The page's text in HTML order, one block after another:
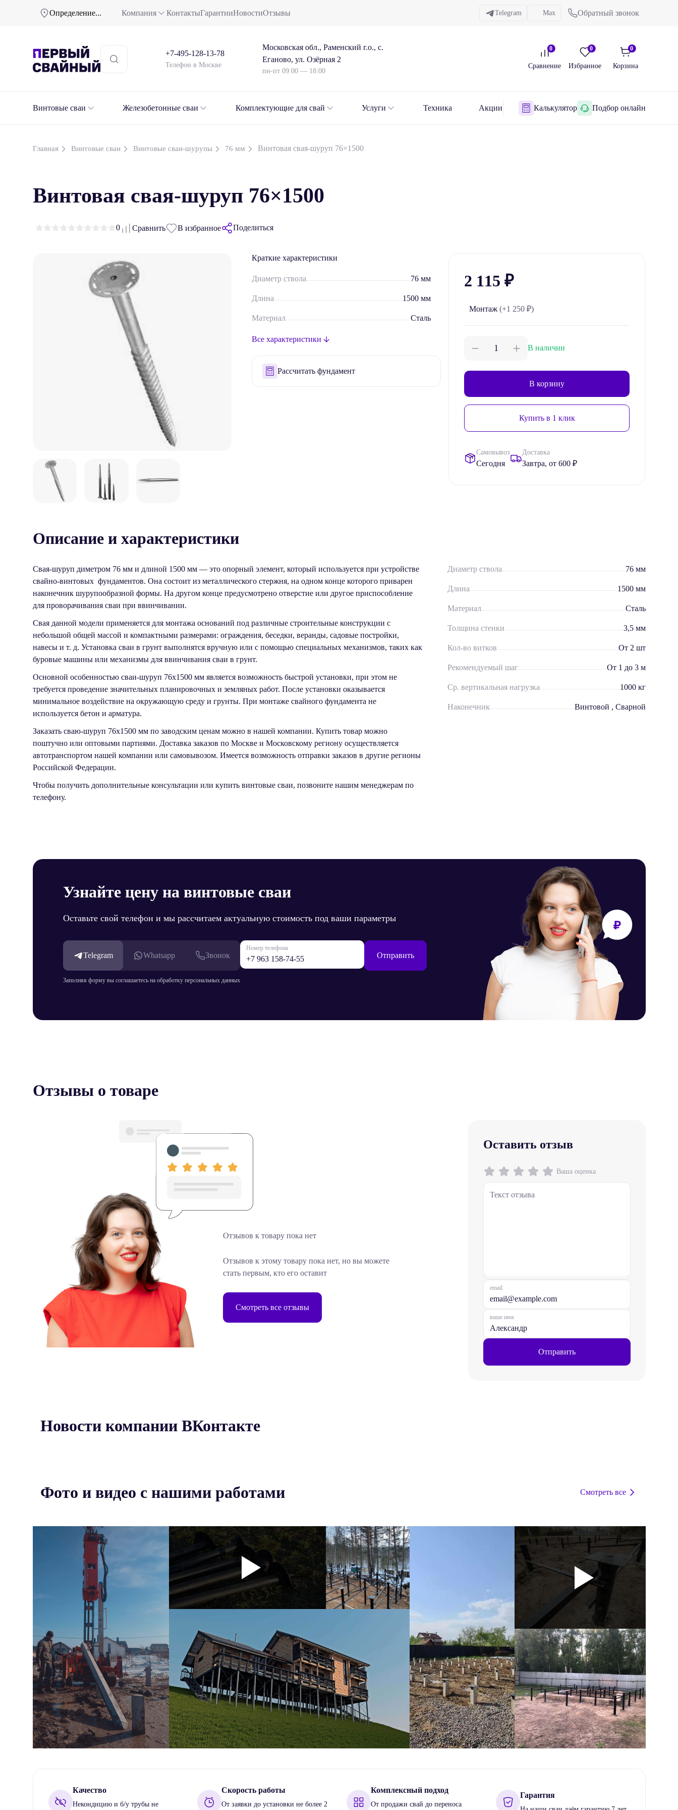
Определение... Компания КонтактыГарантииНовостиОтзывы Telegram Max Обратный звонок
+7-495-128-13-78
Телефон в Москве
Московская обл., Раменский г.о., с.
Еганово, ул. Озёрная 2
пн-пт 09:00 — 18:00
0
Сравнение
0
Избранное
0
Корзина
Винтовые сваи Железобетонные сваи Комплектующие для свай Услуги Техника Акции Калькулятор Подбор онлайн
Главная Винтовые сваи Винтовые сваи-шурупы 76 мм Винтовая свая-шуруп 76×1500
Винтовая свая-шуруп 76×1500
0 Сравнить В избранное Поделиться
Краткие характеристики
Диаметр ствола 76 мм
Длина 1500 мм
Материал Сталь
Толщина стенки
Рекомендуемый шаг
Все характеристики
Рассчитать фундамент
2 115₽
Монтаж(+1 250 ₽)
В наличии
В корзину
Купить в 1 клик
Самовывоз
Сегодня
Доставка
Завтра, от 600 ₽
Описание и характеристики
Свая-шуруп диметром 76 мм и длиной 1500 мм — это опорный элемент, который используется при устройстве
свайно-винтовых фундаментов. Она состоит из металлического стержня, на одном конце которого приварен
наконечник шурупообразной формы. На другом конце предусмотрено отверстие или другое приспособление
для проворачивания сваи при ввинчивании.
Свая данной модели применяется для монтажа оснований под различные строительные конструкции с
небольшой общей массой и компактными размерами: ограждения, беседки, веранды, садовые постройки,
навесы и т. д. Установка сваи в грунт выполнятся вручную или с помощью специальных механизмов, таких как
буровые машины или механизмы для ввинчивания сваи в грунт.
Основной особенностью сваи-шуруп 76х1500 мм является возможность быстрой установки, при этом не
требуется проведение значительных планировочных и земляных работ. После установки оказывается
минимальное воздействие на окружающую среду и грунты. При монтаже свайного фундамента не
используется бетон и арматура.
Заказать сваю-шуруп 76х1500 мм по заводским ценам можно в нашей компании. Купить товар можно
поштучно или оптовыми партиями. Доставка заказов по Москве и Московскому региону осуществляется
автотранспортом нашей компании или самовывозом. Имеется возможность отправки заказов в другие регионы
Российской Федерации.
Чтобы получить дополнительные консультации или купить винтовые сваи, позвоните нашим менеджерам по
телефону.
Диаметр ствола 76 мм
Длина 1500 мм
Материал Сталь
Толщина стенки 3,5 мм
Кол-во витков От 2 шт
Рекомендуемый шаг От 1 до 3 м
Ср. вертикальная нагрузка 1000 кг
Наконечник Винтовой , Сварной
Узнайте цену на винтовые сваи
Оставьте свой телефон и мы рассчитаем актуальную стоимость под ваши параметры
Telegram Whatsapp Звонок
Номер телефона
Отправить
Заполняя форму вы соглашаетесь на обработку персональных данных
Отзывы о товаре
Отзывов к товару пока нет
Отзывов к этому товару пока нет, но вы можете
стать первым, кто его оставит
Смотреть все отзывы
Оставить отзыв
Ваша оценка
email
ваше имя
Отправить
Новости компании ВКонтакте
Фото и видео с нашими работами Смотреть все
Качество
Некондицию и б/у трубы не
Скорость работы
От заявки до установки не более 2
Комплексный подход
От продажи свай до переноса
Гарантия